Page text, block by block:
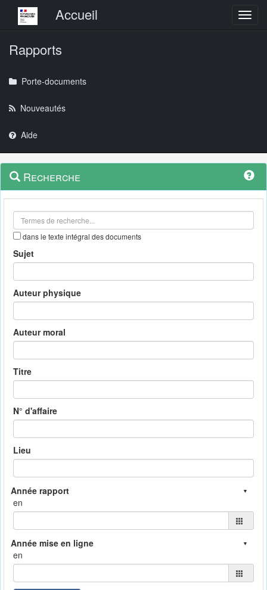
Menu principalAccueil
Rapports
Porte-documents
Nouveautés
Aide
Navigation
outils
Menu
contextuel
Recherche
dans le texte intégral des documents
Sujet
Auteur physique
Auteur moral
Titre
N° d'affaire
Lieu
en
en